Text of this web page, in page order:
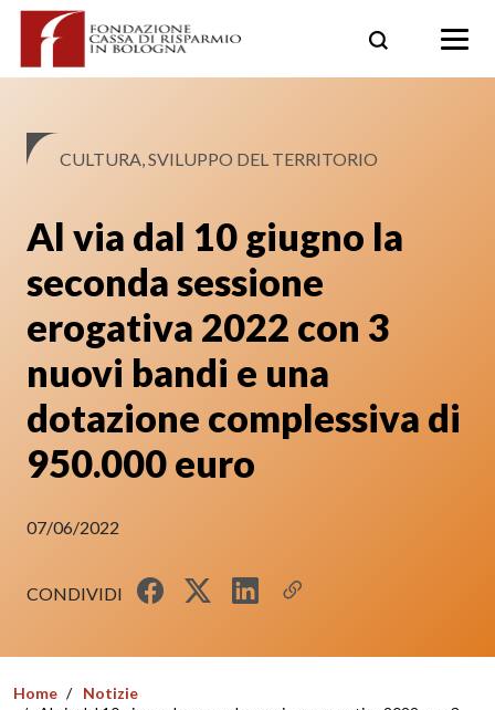
Skip
CULTURA, SVILUPPO DEL TERRITORIO
Al via dal 10 giugno la
seconda sessione
erogativa 2022 con 3
nuovi bandi e una
dotazione complessiva di
950.000 euro
07/06/2022
CONDIVIDI
Home
Notizie